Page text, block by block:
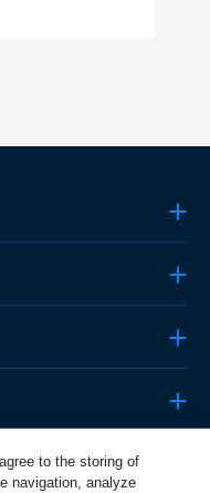
to the storing of
navigation, analyze